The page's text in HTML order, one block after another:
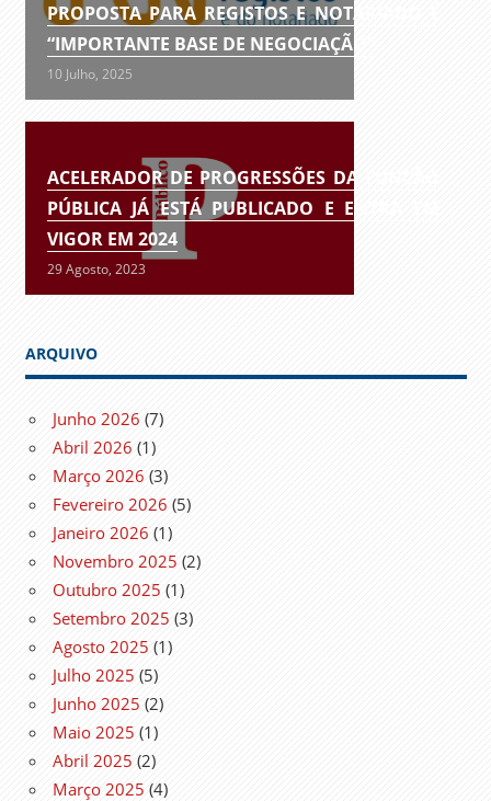
PROPOSTA PARA REGISTOS E NOTARIADO É
“IMPORTANTE BASE DE NEGOCIAÇÃO”
10 Julho, 2025
ACELERADOR DE PROGRESSÕES DA FUNÇÃO
PÚBLICA JÁ ESTÁ PUBLICADO E ENTRA EM
VIGOR EM 2024
29 Agosto, 2023
ARQUIVO
Junho 2026 (7)
Abril 2026 (1)
Março 2026 (3)
Fevereiro 2026 (5)
Janeiro 2026 (1)
Novembro 2025 (2)
Outubro 2025 (1)
Setembro 2025 (3)
Agosto 2025 (1)
Julho 2025 (5)
Junho 2025 (2)
Maio 2025 (1)
Abril 2025 (2)
Março 2025 (4)